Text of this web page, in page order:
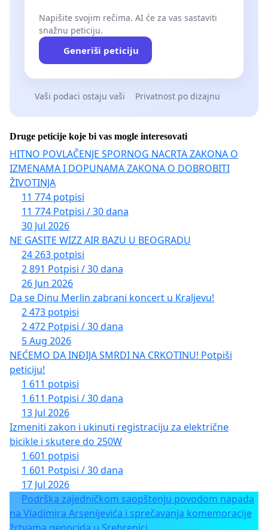
Napišite svojim rečima. AI će za vas sastaviti
snažnu peticiju.
Generiši peticiju
Vaši podaci ostaju vaši Privatnost po dizajnu
Druge peticije koje bi vas mogle interesovati
HITNO POVLAČENJE SPORNOG NACRTA ZAKONA O
IZMENAMA I DOPUNAMA ZAKONA O DOBROBITI
ŽIVOTINJA
11 774 potpisi
11 774 Potpisi / 30 dana
30 Jul 2026
NE GASITE WIZZ AIR BAZU U BEOGRADU
24 263 potpisi
2 891 Potpisi / 30 dana
26 Jun 2026
Da se Dinu Merlin zabrani koncert u Kraljevu!
2 473 potpisi
2 472 Potpisi / 30 dana
5 Aug 2026
NEĆEMO DA INĐIJA SMRDI NA CRKOTINU! Potpiši
peticiju!
1 611 potpisi
1 611 Potpisi / 30 dana
13 Jul 2026
Izmeniti zakon i ukinuti registraciju za električne
bicikle i skutere do 250W
1 601 potpisi
1 601 Potpisi / 30 dana
17 Jul 2026
Podrška zajedničkom saopštenju povodom napada
na Vladimira Arsenijevića i sprečavanja komemoracije